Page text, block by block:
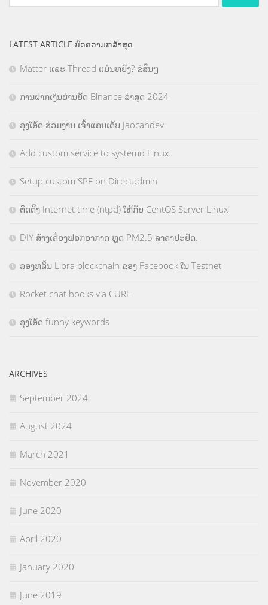
for:
LATEST ARTICLE ບົດຄວາມຫລ້າສຸດ
Matter ແລະ Thread ແມ່ນຫຍັງ? ຂໍສັ້ນໆ
ການຝາກເງິນຜ່ານບັດ Binance ລ່າສຸດ 2024
ລຸງໂອ້ດ ຮ່ວມງານ ເຈົ້າແຄນເດັບ Jaocandev
Add custom service to systemd Linux
Setup custom SPF on Directadmin
ຕິດຕັ້ງ Internet time (ntpd) ໃຫ້ກັບ CentOS Server Linux
DIY ສ້າງເຄື່ອງຟອກອາກາດ ຫຼຸດ PM2.5 ລາຄາປະຢັດ.
ລອງຫລິ້ນ Libra blockchain ຂອງ Facebook ໃນ Testnet
Rocket chat hooks via CURL
ລຸງໂອ້ດ funny keywords
ARCHIVES
September 2024
August 2024
March 2021
November 2020
June 2020
April 2020
January 2020
June 2019